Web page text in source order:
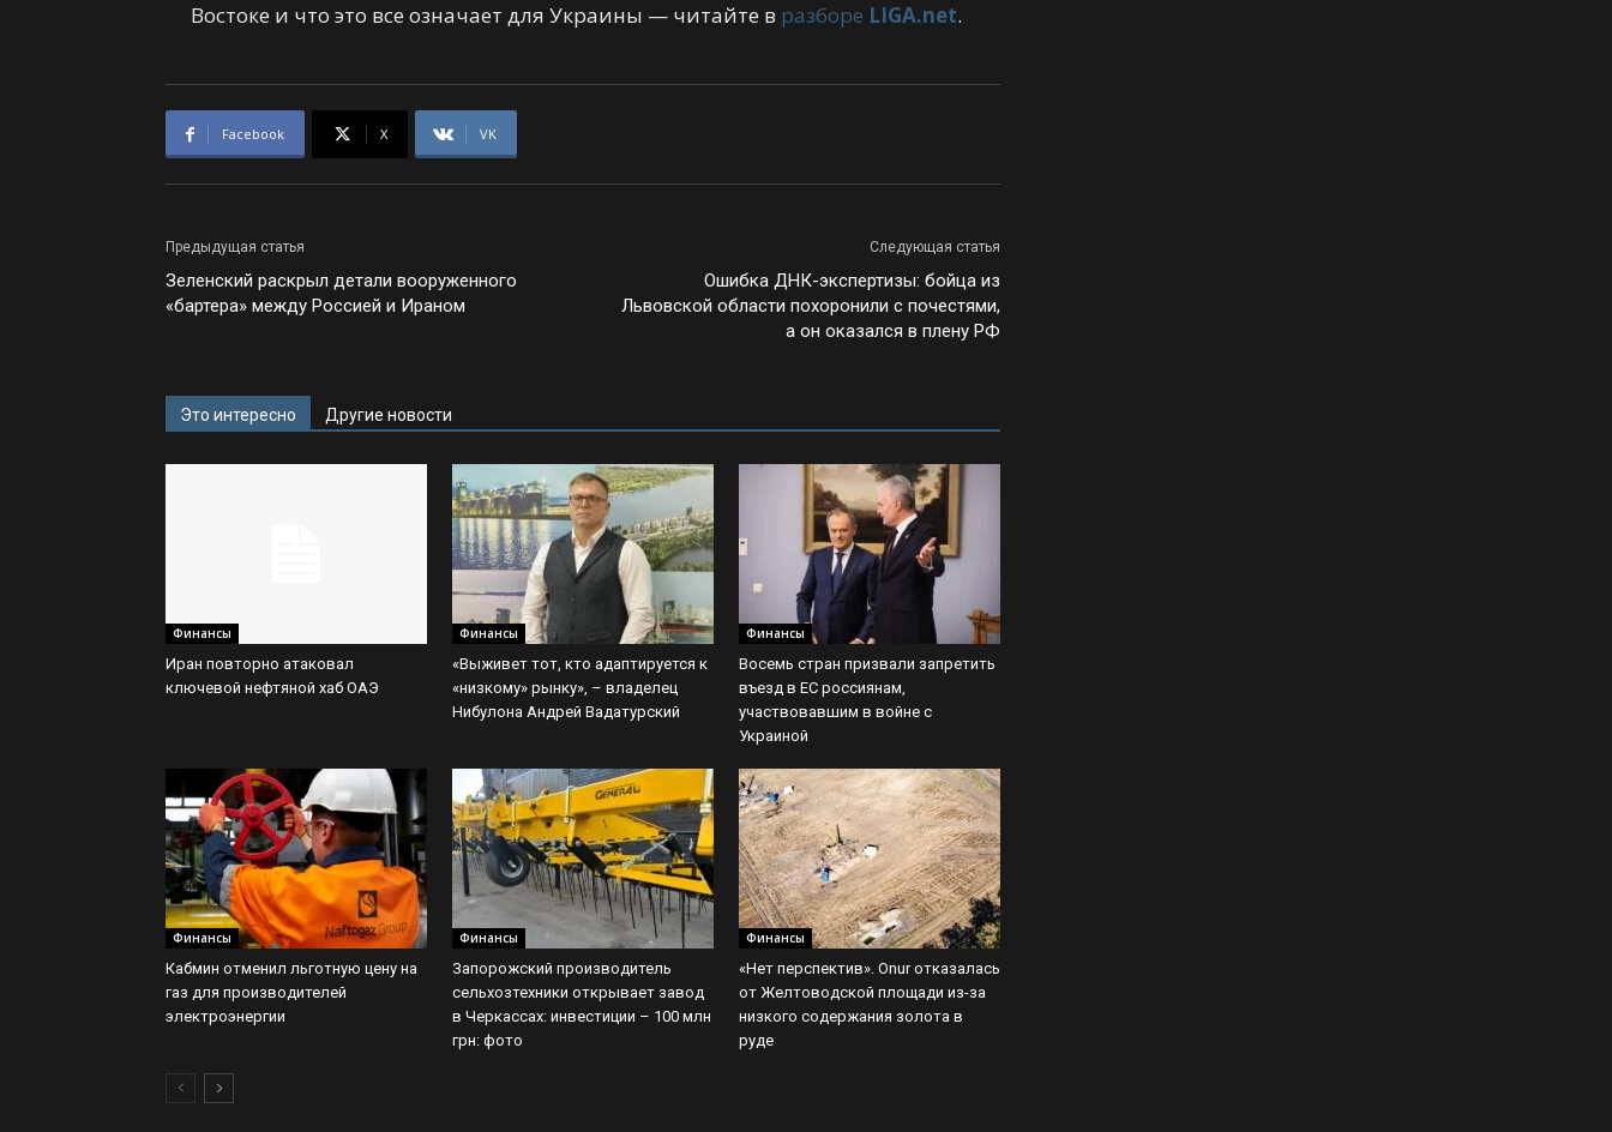
Востоке и что это все означает для Украины — читайте в разборе LIGA.net.
Facebook X VK
Предыдущая статья
Зеленский раскрыл детали вооруженного
«бартера» между Россией и Ираном
Следующая статья
Ошибка ДНК-экспертизы: бойца из
Львовской области похоронили с почестями,
а он оказался в плену РФ
Это интересно Другие новости
Финансы
Иран повторно атаковал
ключевой нефтяной хаб ОАЭ
Финансы
«Выживет тот, кто адаптируется к
«низкому» рынку», – владелец
Нибулона Андрей Вадатурский
Финансы
Восемь стран призвали запретить
въезд в ЕС россиянам,
участвовавшим в войне с
Украиной
Финансы
Кабмин отменил льготную цену на
газ для производителей
электроэнергии
Финансы
Запорожский производитель
сельхозтехники открывает завод
в Черкассах: инвестиции – 100 млн
грн: фото
Финансы
«Нет перспектив». Onur отказалась
от Желтоводской площади из-за
низкого содержания золота в
руде